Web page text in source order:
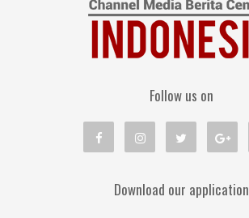
Follow us on
Download our application